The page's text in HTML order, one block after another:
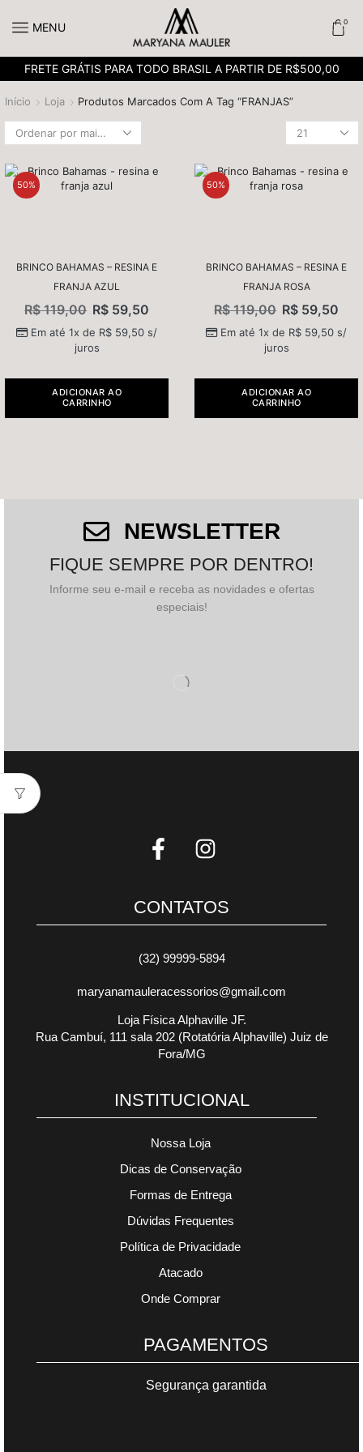
MENU 0
FRETE GRÁTIS PARA TODO BRASIL A PARTIR DE R$500,00
Início Loja Produtos Marcados Com A Tag “FRANJAS”
50%
BRINCO BAHAMAS – RESINA E
FRANJA AZUL
R$119,00 R$59,50
Em até 1x de R$ 59,50 s/
juros
ADICIONAR AO
CARRINHO
50%
BRINCO BAHAMAS – RESINA E
FRANJA ROSA
R$119,00 R$59,50
Em até 1x de R$ 59,50 s/
juros
ADICIONAR AO
CARRINHO
NEWSLETTER
FIQUE SEMPRE POR DENTRO!
Informe seu e-mail e receba as novidades e ofertas
especiais!
CONTATOS
(32) 99999-5894
maryanamauleracessorios@gmail.com
Loja Física Alphaville JF.
Rua Cambuí, 111 sala 202 (Rotatória Alphaville) Juiz de
Fora/MG
INSTITUCIONAL
Nossa Loja
Dicas de Conservação
Formas de Entrega
Dúvidas Frequentes
Política de Privacidade
Atacado
Onde Comprar
PAGAMENTOS
Segurança garantida